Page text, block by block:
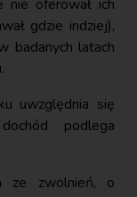
nie oferował ich
gdzie indziej),
badanych latach
uwzględnia się
podlega
ze zwolnień, o